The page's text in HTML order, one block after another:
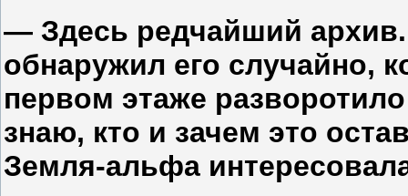
— Здесь редчайший
обнаружил его случайно,
первом этаже
знаю, кто и зачем это
Земля-альфа